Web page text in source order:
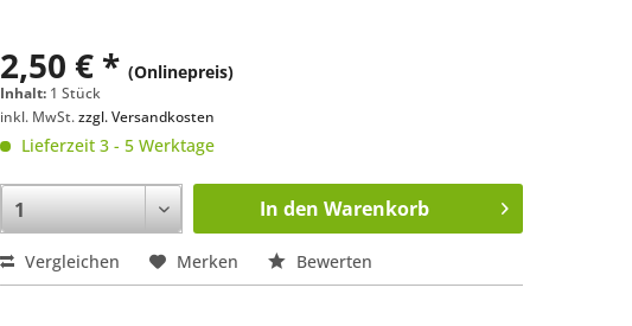
2,50 € *(Onlinepreis)
Inhalt: 1 Stück
inkl. MwSt.zzgl. Versandkosten
Lieferzeit 3 - 5 Werktage
In den Warenkorb
Vergleichen Merken Bewerten